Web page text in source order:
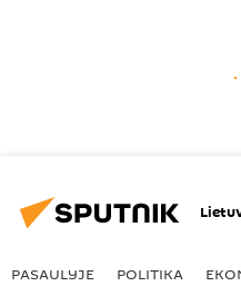
PASAULYJE POLITIKA